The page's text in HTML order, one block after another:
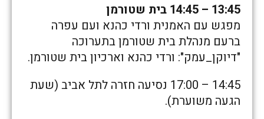
13:45 – 14:45 בית שטורמן
מפגש עם האמנית ורדי כהנא ועם עפרה
ברעם מנהלת בית שטורמן בתערוכה
"דיוקן_עמק": ורדי כהנא וארכיון בית שטורמן.
14:45 – 17:00 נסיעה חזרה לתל אביב (שעת
הגעה משוערת).